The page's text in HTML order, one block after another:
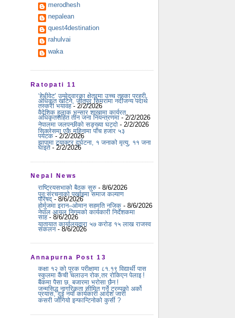
merodhesh
nepalean
quest4destination
rahulvai
waka
Ratopati 11
‘हेभीवेट’ उम्मेदवारका क्षेत्रमा उच्च तहका प्रहरी
अधिकृत खटिने, जीतपुर सिमरामा नदीजन्य पदार्थ
तस्करी भयावह- 2/2/2026
वैदेशिक हुलाक भन्सार शाखामा कार्यरत
अधिकृतसहित तीन जना नियन्त्रणमा - 2/2/2026
नेपालमा जलपन्छीको सङ्ख्या घट्दो - 2/2/2026
सिक्लेसमा एकै महिनामा पाँच हजार ५३
पर्यटक - 2/2/2026
झापामा ट्र्याक्टर दुर्घटना, १ जनाको मृत्यु, ११ जना
घाइते- 2/2/2026
Nepal News
राष्ट्रियसभाको बैठक सुरु- 8/6/2026
पुन:संरचनाको पर्खाइमा समाज कल्याण
परिषद् - 8/6/2026
होर्मुजमा इरान–ओमान सहमति नजिक - 8/6/2026
नेपाल आयल निगमको कार्यकारी निर्देशकमा
साह- 8/6/2026
यातायात कार्यालयद्वारा ५७ करोड १५ लाख राजस्व
संकलन- 8/6/2026
Annapurna Post 13
कक्षा १२ को पूरक परीक्षामा ८१.१९ विद्यार्थी पास
स्कुलमा कैंची चलाउन रोक,तर रोकिएन पेलाइ !
बैंकमा पैसा छ, बजारमा भरोसा छैन !
जन्मसिद्ध नागरिकता सीमित गर्ने ट्रम्पको अर्को
प्रयास, दुई नयाँ कार्यकारी आदेश जारी
कसरी जोगियो इन्फान्टिनोको कुर्सी ?